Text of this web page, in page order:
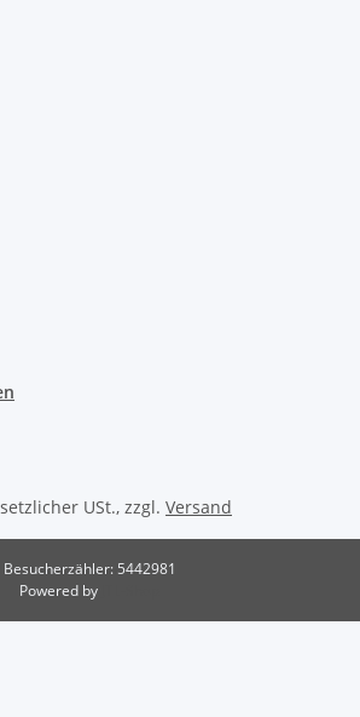
USt., zzgl. Versand
Besucherzähler: 5442981
Powered by